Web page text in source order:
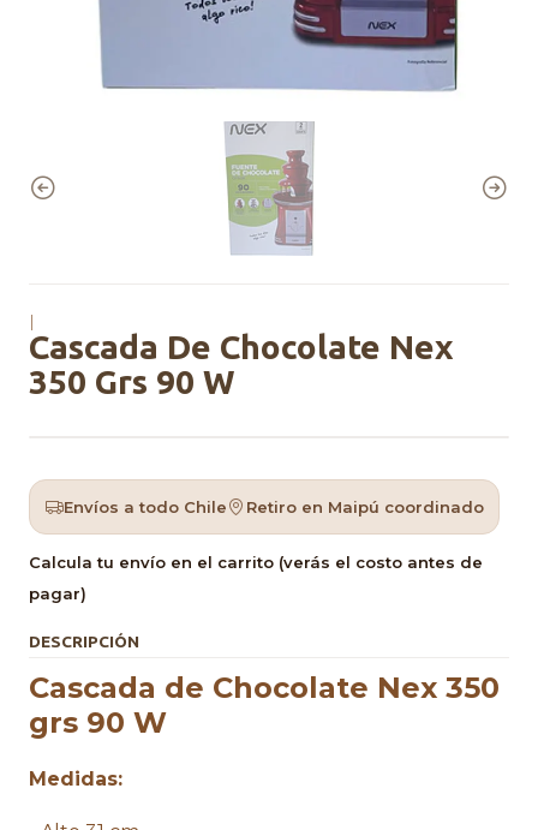
|
Cascada De Chocolate Nex
350 Grs 90 W
Envíos a todo Chile Retiro en Maipú coordinado
Calcula tu envío en el carrito (verás el costo antes de
pagar)
DESCRIPCIÓN
Cascada de Chocolate Nex 350
grs 90 W
Medidas: